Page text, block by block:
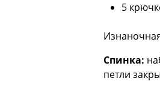
5
Спинка:
петли